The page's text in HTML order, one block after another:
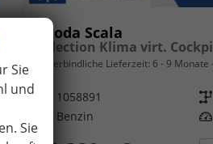
Skoda Scala
unverbindliche Lieferzeit: 6 - 9 Monate
1058891 Getriebe
Benzin Leistung
Sie
und
Sie